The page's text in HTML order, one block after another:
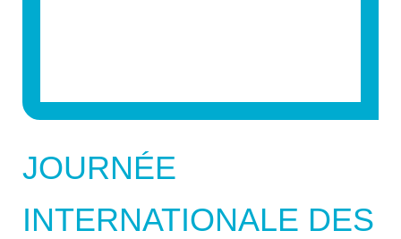
JOURNÉE
INTERNATIONALE DES